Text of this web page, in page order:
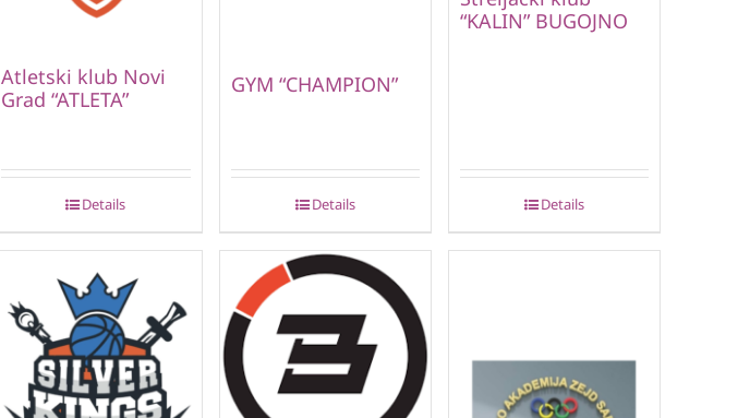
Atletski klub Novi
Grad “ATLETA”
Details
GYM “CHAMPION”
Details
“KALIN” BUGOJNO
Details